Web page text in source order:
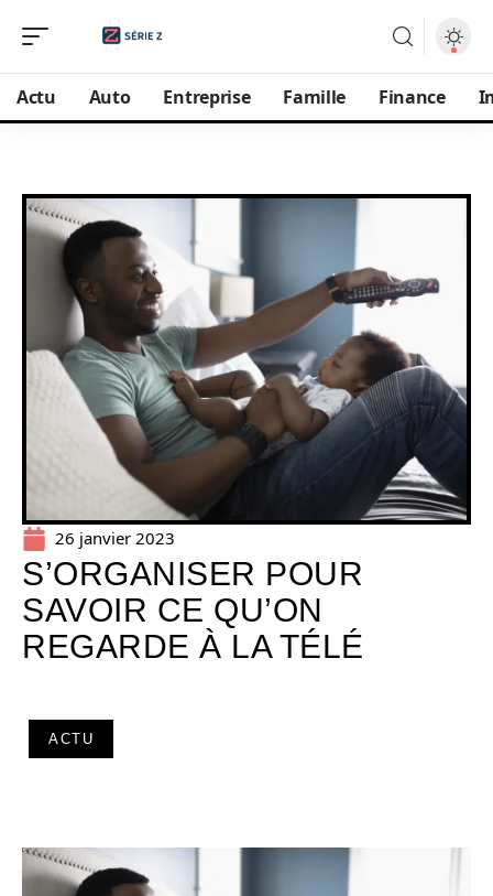
Actu Auto Entreprise Famille Finance
26 janvier 2023
S’ORGANISER POUR
SAVOIR CE QU’ON
REGARDE À LA TÉLÉ
ACTU